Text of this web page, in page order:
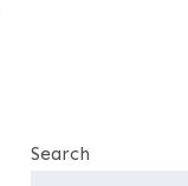
Search